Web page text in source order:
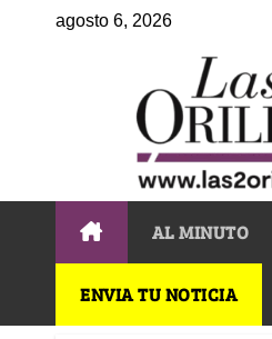
agosto 6, 2026
AL MINUTO
ENVIA TU NOTICIA